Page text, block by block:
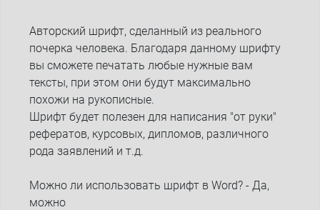
Авторский шрифт, сделанный из реального
почерка человека. Благодаря данному шрифту
вы сможете печатать любые нужные вам
тексты, при этом они будут максимально
похожи на рукописные.
Шрифт будет полезен для написания "от руки"
рефератов, курсовых, дипломов, различного
рода заявлений и т.д.
Можно ли использовать шрифт в Word? - Да,
можно